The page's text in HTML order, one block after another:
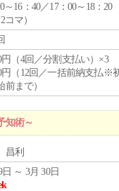
～16：40／17：00～18：20
コマ）
円（4回／分割支払い）×3
円（12回／一括前納支払※
前まで）
知術～
利
日 ～ 3月 30日